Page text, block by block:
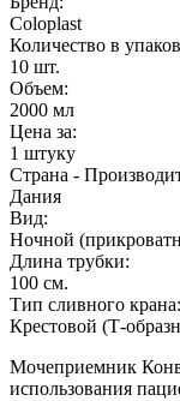
Coloplast
Количество в
10 шт.
Объем:
2000 мл
Цена за:
1 штуку
Страна -
Дания
Вид:
Ночной
Длина трубки:
100 см.
Тип сливного крана:
Крестовой (Т-
Мочеприемник
использования